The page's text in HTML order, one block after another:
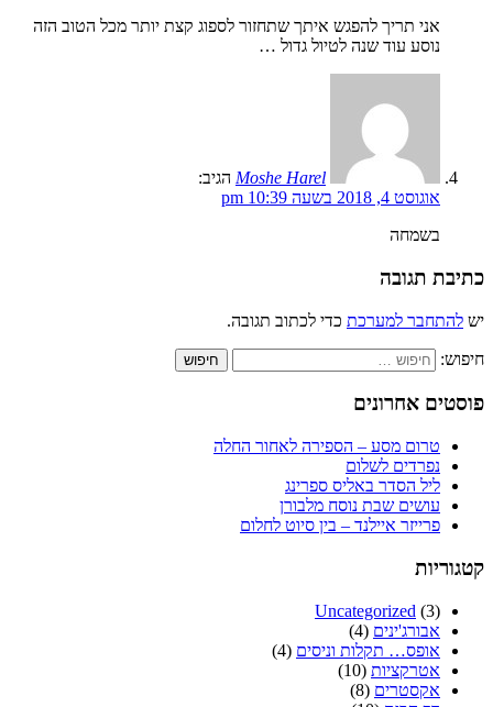
אני תריך להפגש איתך שתחזור לספוג קצת יותר מכל הטוב הזה
נוסע עוד שנה לטיול גדול …
Moshe Harel הגיב:
אוגוסט 4, 2018 בשעה 10:39 pm
בשמחה
כתיבת תגובה
יש להתחבר למערכת כדי לכתוב תגובה.
חיפוש:
פוסטים אחרונים
טרום מסע – הספירה לאחור החלה
נפרדים לשלום
ליל הסדר באליס ספרינג
עושים שבת נוסח מלבורן
פרייזר איילנד – בין סיוט לחלום
קטגוריות
Uncategorized (3)
אבורג'ינים (4)
אופס… תקלות וניסים (4)
אטרקציות (10)
אקסטרים (8)